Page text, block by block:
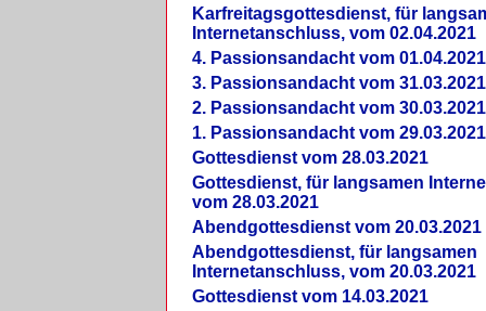
Karfreitagsgottesdienst, für
Internetanschluss, vom 02.04.2021
4. Passionsandacht vom 01.04.2021
3. Passionsandacht vom 31.03.2021
2. Passionsandacht vom 30.03.2021
1. Passionsandacht vom 29.03.2021
Gottesdienst vom 28.03.2021
Gottesdienst, für langsamen
vom 28.03.2021
Abendgottesdienst vom 20.03.2021
Abendgottesdienst, für langsamen
Internetanschluss, vom 20.03.2021
Gottesdienst vom 14.03.2021